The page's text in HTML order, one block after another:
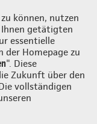
können, nutzen
Ihnen getätigten
essentielle
der Homepage zu
". Diese
Zukunft über den
vollständigen
Login
Beratung &